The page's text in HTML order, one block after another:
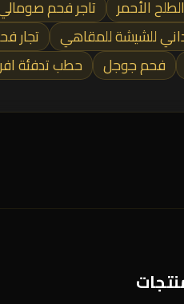
الأحمر تاجر فحم
للشيشة للمقاهي تجار
فحم جوجل حطب تدفئة